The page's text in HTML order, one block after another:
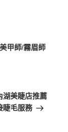
甲師/霧眉師
湖美睫店推薦
睫毛服務